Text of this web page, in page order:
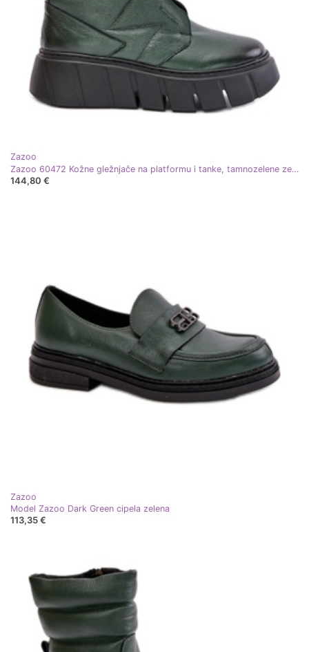
Zazoo
Zazoo 60472 Kožne gležnjače na platformu i tanke, tamnozelene zelena
144,80 €
Zazoo
Model Zazoo Dark Green cipela zelena
113,35 €